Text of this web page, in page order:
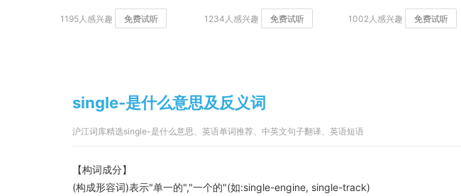
1195人感兴趣 免费试听 1234人感兴趣 免费试听 1002人感兴趣 免费试听
single-是什么意思及反义词
沪江词库精选single-是什么意思、英语单词推荐、中英文句子翻译、英语短语
【构词成分】
(构成形容词)表示"单一的","一个的"(如:single-engine, single-track)